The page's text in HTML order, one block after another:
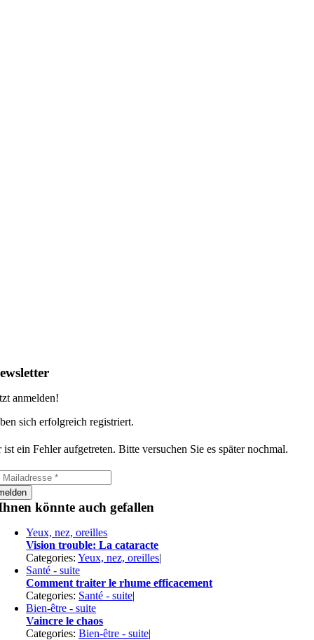
anmelden!
sich erfolgreich registriert.
ist ein Fehler aufgetreten. Bitte versuchen Sie es später nochmal.
könnte auch gefallen
Yeux, nez, oreilles
Vision trouble: La cataracte
Categories:Yeux, nez, oreilles|
Santé - suite
Comment traiter le rhume efficacement
Categories: Santé - suite|
Bien-être - suite
Vaincre le chaos
Categories:Bien-être - suite|